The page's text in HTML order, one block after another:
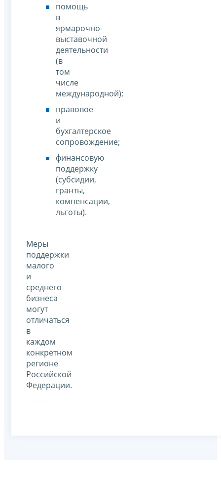
помощь
в
ярмарочно-
выставочной
деятельности
(в
том
числе
международной);
правовое
и
бухгалтерское
сопровождение;
финансовую
поддержку
(субсидии,
гранты,
компенсации,
льготы).
Меры
поддержки
малого
и
среднего
бизнеса
могут
отличаться
в
каждом
конкретном
регионе
Российской
Федерации.